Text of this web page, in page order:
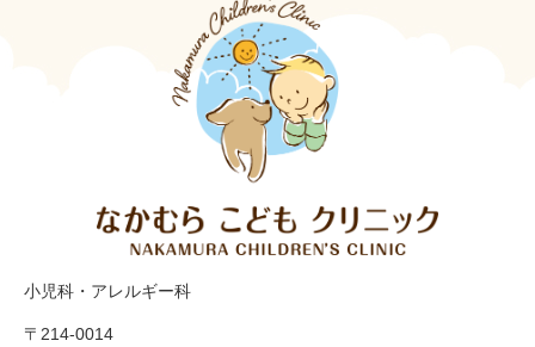
小児科・アレルギー科
〒214-0014